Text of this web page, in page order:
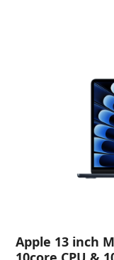
Apple 13 inch